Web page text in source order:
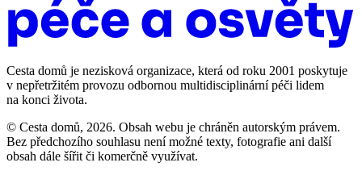
Cesta domů je nezisková organizace, která od roku 2001 poskytuje
v nepřetržitém provozu odbornou multidisciplinární péči lidem
na konci života.
© Cesta domů, 2026. Obsah webu je chráněn autorským právem.
Bez předchozího souhlasu není možné texty, fotografie ani další
obsah dále šířit či komerčně využívat.